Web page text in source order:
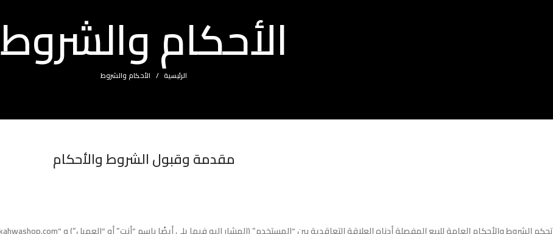
الأحكام والشروط
الرئيسية الأحكام والشروط
مقدمة وقبول الشروط والأحكام